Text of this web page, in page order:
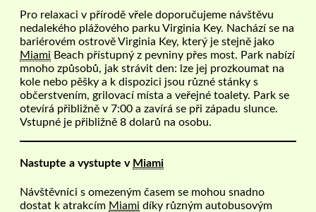
Pro relaxaci v přírodě vřele doporučujeme návštěvu
nedalekého plážového parku Virginia Key. Nachází se na
bariérovém ostrově Virginia Key, který je stejně jako
Miami Beach přístupný z pevniny přes most. Park nabízí
mnoho způsobů, jak strávit den: lze jej prozkoumat na
kole nebo pěšky a k dispozici jsou různé stánky s
občerstvením, grilovací místa a veřejné toalety. Park se
otevírá přibližně v 7:00 a zavírá se při západu slunce.
Vstupné je přibližně 8 dolarů na osobu.
Nastupte a vystupte v Miami
Návštěvníci s omezeným časem se mohou snadno
dostat k atrakcím Miami díky různým autobusovým